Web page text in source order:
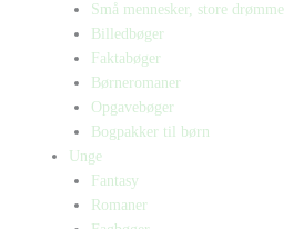
Små mennesker, store drømme
Billedbøger
Faktabøger
Børneromaner
Opgavebøger
Bogpakker til børn
Unge
Fantasy
Romaner